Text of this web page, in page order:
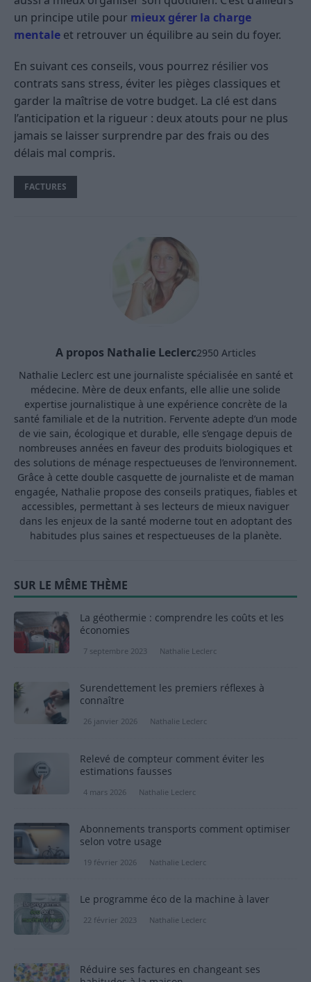
un principe utile pour mieux gérer la charge
mentale et retrouver un équilibre au sein du foyer.
En suivant ces conseils, vous pourrez résilier vos
contrats sans stress, éviter les pièges classiques et
garder la maîtrise de votre budget. La clé est dans
l’anticipation et la rigueur : deux atouts pour ne plus
jamais se laisser surprendre par des frais ou des
délais mal compris.
FACTURES
A propos Nathalie Leclerc2950 Articles
Nathalie Leclerc est une journaliste spécialisée en santé et
médecine. Mère de deux enfants, elle allie une solide
expertise journalistique à une expérience concrète de la
santé familiale et de la nutrition. Fervente adepte d’un mode
de vie sain, écologique et durable, elle s’engage depuis de
nombreuses années en faveur des produits biologiques et
des solutions de ménage respectueuses de l’environnement.
Grâce à cette double casquette de journaliste et de maman
engagée, Nathalie propose des conseils pratiques, fiables et
accessibles, permettant à ses lecteurs de mieux naviguer
dans les enjeux de la santé moderne tout en adoptant des
habitudes plus saines et respectueuses de la planète.
SUR LE MÊME THÈME
La géothermie : comprendre les coûts et les
économies
7 septembre 2023 Nathalie Leclerc
Surendettement les premiers réflexes à
connaître
26 janvier 2026 Nathalie Leclerc
Relevé de compteur comment éviter les
estimations fausses
4 mars 2026 Nathalie Leclerc
Abonnements transports comment optimiser
selon votre usage
19 février 2026 Nathalie Leclerc
Le programme éco de la machine à laver
22 février 2023 Nathalie Leclerc
Réduire ses factures en changeant ses